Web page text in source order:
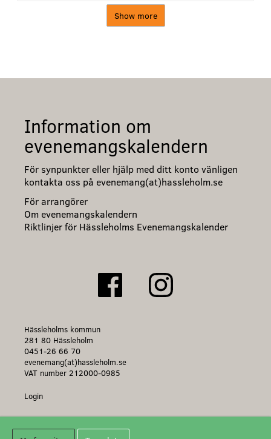
Show more
Information om
evenemangskalendern
För synpunkter eller hjälp med ditt konto vänligen
kontakta oss på evenemang(at)hassleholm.se
För arrangörer
Om evenemangskalendern
Riktlinjer för Hässleholms Evenemangskalender
Hässleholms kommun
281 80 Hässleholm
0451-26 66 70
evenemang(at)hassleholm.se
VAT number 212000-0985
Login